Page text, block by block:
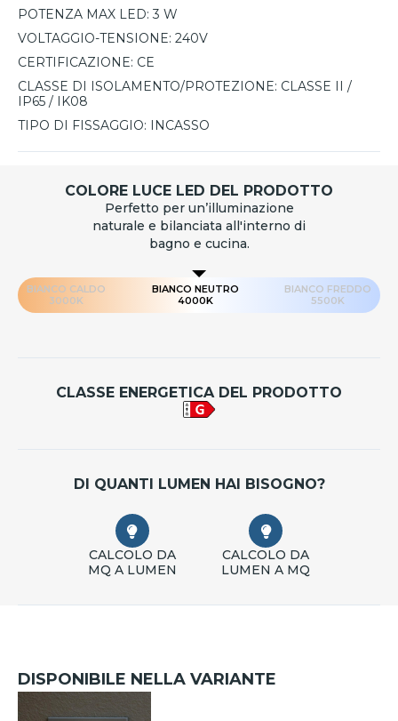
POTENZA MAX LED: 3 W
VOLTAGGIO-TENSIONE: 240V
CERTIFICAZIONE: CE
CLASSE DI ISOLAMENTO/PROTEZIONE: CLASSE II /
IP65 / IK08
TIPO DI FISSAGGIO: INCASSO
COLORE LUCE LED DEL PRODOTTO
Perfetto per un’illuminazione
naturale e bilanciata all'interno di
bagno e cucina.
BIANCO CALDO
3000K
BIANCO NEUTRO
4000K
BIANCO FREDDO
5500K
CLASSE ENERGETICA DEL PRODOTTO
DI QUANTI LUMEN HAI BISOGNO?
CALCOLO DA
MQ A LUMEN
CALCOLO DA
LUMEN A MQ
DISPONIBILE NELLA VARIANTE